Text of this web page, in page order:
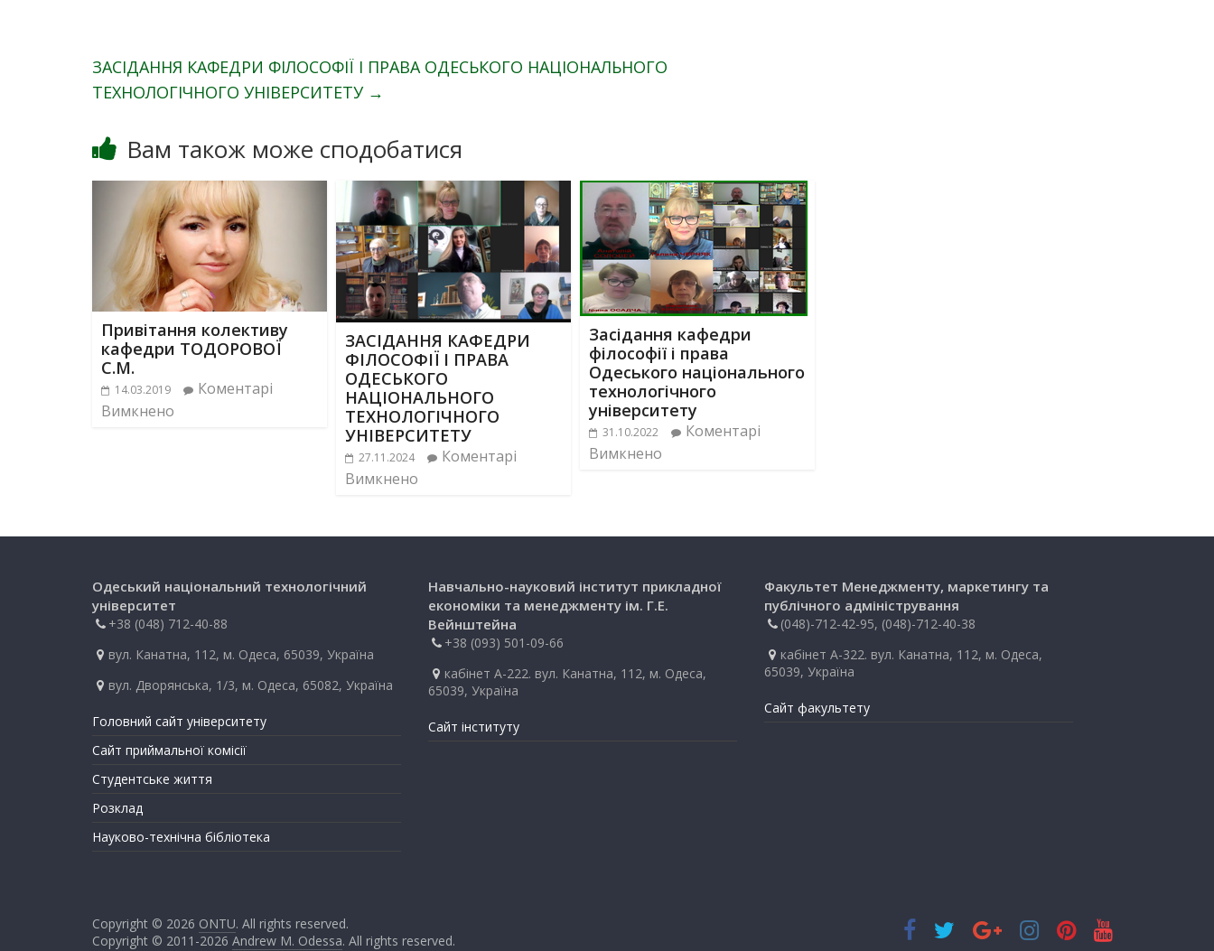
ЗАСІДАННЯ КАФЕДРИ ФІЛОСОФІЇ І ПРАВА ОДЕСЬКОГО НАЦІОНАЛЬНОГО
ТЕХНОЛОГІЧНОГО УНІВЕРСИТЕТУ →
Вам також може сподобатися
Привітання колективу
кафедри ТОДОРОВОЇ
С.М.
14.03.2019
Коментарі
Вимкнено
ЗАСІДАННЯ КАФЕДРИ
ФІЛОСОФІЇ І ПРАВА
ОДЕСЬКОГО
НАЦІОНАЛЬНОГО
ТЕХНОЛОГІЧНОГО
УНІВЕРСИТЕТУ
27.11.2024
Коментарі
Вимкнено
Засідання кафедри
філософії і права
Одеського національного
технологічного
університету
31.10.2022
Коментарі
Вимкнено
Одеський національний технологічний
університет
+38 (048) 712-40-88
вул. Канатна, 112, м. Одеса, 65039, Україна
вул. Дворянська, 1/3, м. Одеса, 65082, Україна
Головний сайт університету
Сайт приймальної комісії
Студентське життя
Розклад
Науково-технічна бібліотека
Навчально-науковий інститут прикладної
економіки та менеджменту ім. Г.Е.
Вейнштейна
+38 (093) 501-09-66
кабінет А-222. вул. Канатна, 112, м. Одеса,
65039, Україна
Сайт інституту
Факультет Менеджменту, маркетингу та
публічного адміністрування
(048)-712-42-95, (048)-712-40-38
кабінет А-322. вул. Канатна, 112, м. Одеса,
65039, Україна
Сайт факультету
Copyright © 2026 ONTU. All rights reserved.
Copyright © 2011-2026 Andrew M. Odessa. All rights reserved.